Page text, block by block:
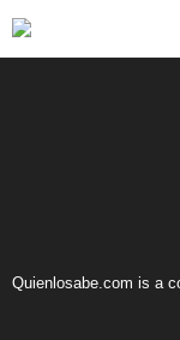
Quienlosabe.com is a